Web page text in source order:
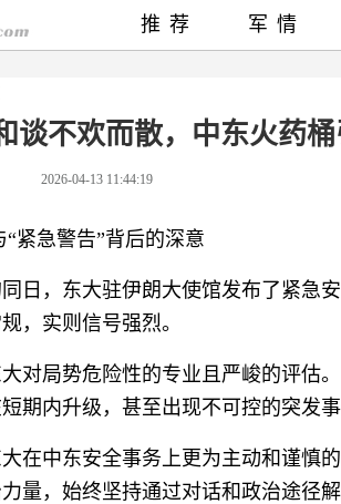
谈不欢而散，中东火药
2026-04-13 11:44:19
紧急警告”背后的深意
日，东大驻伊朗大使馆发布了紧急
，实则信号强烈。
对局势危险性的专业且严峻的评估
期内升级，甚至出现不可控的突发事
在中东安全事务上更为主动和谨慎
量，始终坚持通过对话和政治途径
推荐 军情